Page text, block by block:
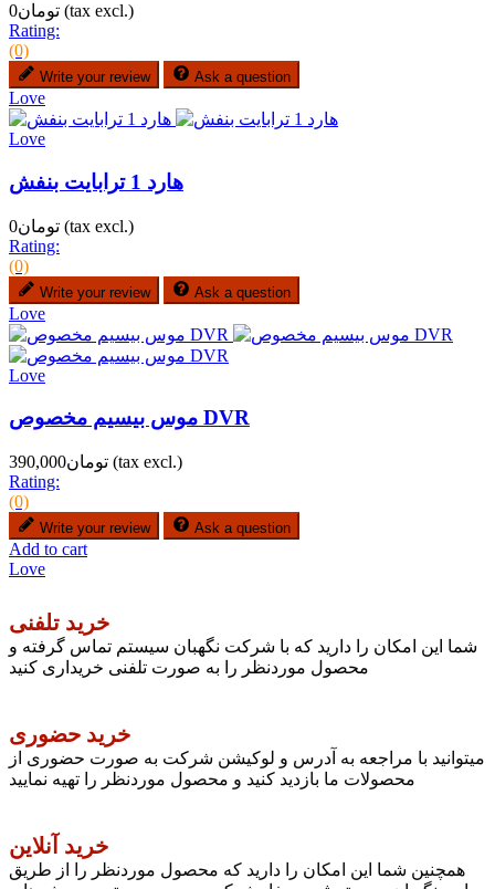
تومان0 (tax excl.)
Rating:
(0)
Write your review Ask a question
Love
Love
هارد 1 ترابایت بنفش
تومان0 (tax excl.)
Rating:
(0)
Write your review Ask a question
Love
Love
موس بیسیم مخصوص DVR
تومان390,000 (tax excl.)
Rating:
(0)
Write your review Ask a question
Add to cart
Love
خرید تلفنی
شما این امکان را دارید که با شرکت نگهبان سیستم تماس گرفته و
محصول موردنظر را به صورت تلفنی خریداری کنید
خرید حضوری
میتوانید با مراجعه به آدرس و لوکیشن شرکت به صورت حضوری از
محصولات ما بازدید کنید و محصول موردنظر را تهیه نمایید
خرید آنلاین
همچنین شما این امکان را دارید که محصول موردنظر را از طریق